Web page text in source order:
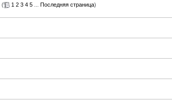
( 1 2 3 4 5 Последняя страница)